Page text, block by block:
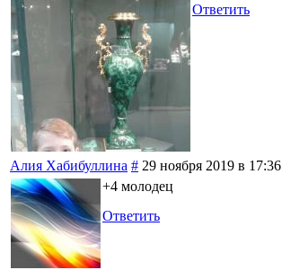
Ответить
Алия Хабибуллина # 29 ноября 2019 в 17:36
+4 молодец
Ответить